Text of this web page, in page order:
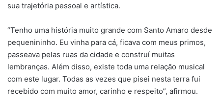
sua trajetória pessoal e artística.
“Tenho uma história muito grande com Santo Amaro desde
pequenininho. Eu vinha para cá, ficava com meus primos,
passeava pelas ruas da cidade e construí muitas
lembranças. Além disso, existe toda uma relação musical
com este lugar. Todas as vezes que pisei nesta terra fui
recebido com muito amor, carinho e respeito”, afirmou.